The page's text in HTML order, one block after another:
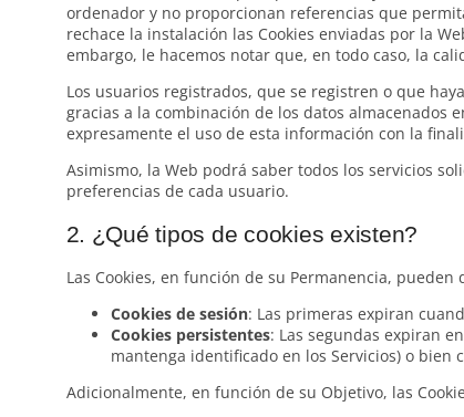
ordenador y no proporcionan referencias que
rechace la instalación las Cookies enviadas por la
embargo, le hacemos notar que, en todo caso, la
Los usuarios registrados, que se registren o que
gracias a la combinación de los datos almacenados
expresamente el uso de esta información con la
Asimismo, la Web podrá saber todos los servicios
preferencias de cada usuario.
2. ¿Qué tipos de cookies existen?
Las Cookies, en función de su Permanencia, pueden
Cookies de sesión: Las primeras expiran
Cookies persistentes: Las segundas expiran
mantenga identificado en los Servicios) o bien
Adicionalmente, en función de su Objetivo, las